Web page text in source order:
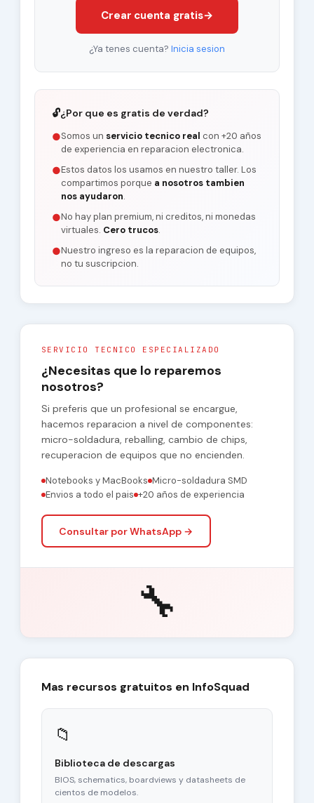
Crear cuenta gratis→
¿Ya tenes cuenta? Inicia sesion
🔓¿Por que es gratis de verdad?
●Somos un servicio tecnico real con +20 años
de experiencia en reparacion electronica.
●Estos datos los usamos en nuestro taller. Los
compartimos porque a nosotros tambien
nos ayudaron.
●No hay plan premium, ni creditos, ni monedas
virtuales. Cero trucos.
●Nuestro ingreso es la reparacion de equipos,
no tu suscripcion.
SERVICIO TECNICO ESPECIALIZADO
¿Necesitas que lo reparemos
nosotros?
Si preferis que un profesional se encargue,
hacemos reparacion a nivel de componentes:
micro-soldadura, reballing, cambio de chips,
recuperacion de equipos que no encienden.
Notebooks y MacBooks Micro-soldadura SMD
Envios a todo el pais +20 años de experiencia
Consultar por WhatsApp →
🔧
Mas recursos gratuitos en InfoSquad
📁
Biblioteca de descargas
BIOS, schematics, boardviews y datasheets de
cientos de modelos.